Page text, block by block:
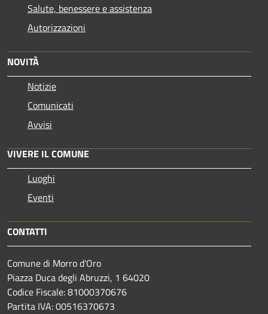
Salute, benessere e assistenza
Autorizzazioni
NOVITÀ
Notizie
Comunicati
Avvisi
VIVERE IL COMUNE
Luoghi
Eventi
CONTATTI
Comune di Morro d'Oro
Piazza Duca degli Abruzzi, 1 64020
Codice Fiscale: 81000370676
Partita IVA: 00516370673